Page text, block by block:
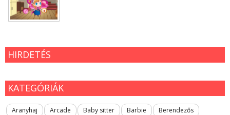
HIRDETÉS
KATEGÓRIÁK
Aranyhaj Arcade Baby sitter Barbie
Berendezős